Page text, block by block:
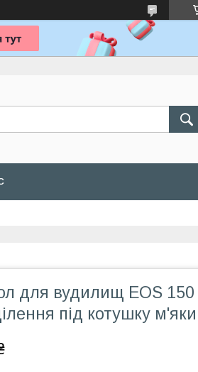
для вудилищ EOS 150
під котушку